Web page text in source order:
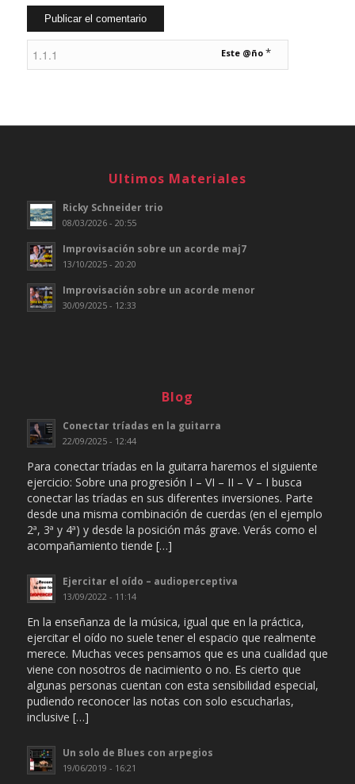
Este @ño *
Ultimos Materiales
Ricky Schneider trio
08/03/2026 - 20:55
Improvisación sobre un acorde maj7
13/10/2025 - 20:20
Improvisación sobre un acorde menor
30/09/2025 - 12:33
Blog
Conectar tríadas en la guitarra
22/09/2025 - 12:44
Para conectar tríadas en la guitarra haremos el siguiente
ejercicio: Sobre una progresión I – VI – II – V – I busca
conectar las tríadas en sus diferentes inversiones. Parte
desde una misma combinación de cuerdas (en el ejemplo
2ª, 3ª y 4ª) y desde la posición más grave. Verás como el
acompañamiento tiende […]
Ejercitar el oído – audioperceptiva
13/09/2022 - 11:14
En la enseñanza de la música, igual que en la práctica,
ejercitar el oído no suele tener el espacio que realmente
merece. Muchas veces pensamos que es una cualidad que
viene con nosotros de nacimiento o no. Es cierto que
algunas personas cuentan con esta sensibilidad especial,
pudiendo reconocer las notas con solo escucharlas,
inclusive […]
Un solo de Blues con arpegios
19/06/2019 - 16:21